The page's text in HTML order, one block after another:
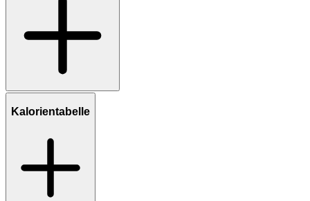
Kalorientabelle